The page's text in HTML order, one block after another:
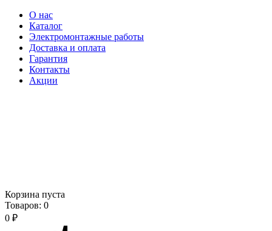
О нас
Каталог
Электромонтажные работы
Доставка и оплата
Гарантия
Контакты
Акции
Корзина пуста
Товаров: 0
0 ₽